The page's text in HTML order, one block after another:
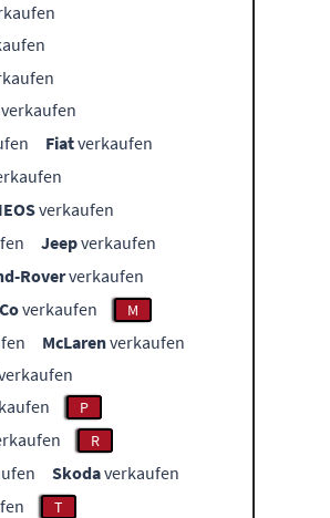
verkaufen
Fiatverkaufen
verkaufen
Jeepverkaufen
Roververkaufen
verkaufen M
McLarenverkaufen
P
R
Skodaverkaufen
T